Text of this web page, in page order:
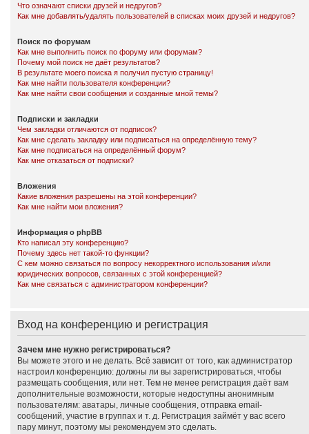
Что означают списки друзей и недругов?
Как мне добавлять/удалять пользователей в списках моих друзей и недругов?
Поиск по форумам
Как мне выполнить поиск по форуму или форумам?
Почему мой поиск не даёт результатов?
В результате моего поиска я получил пустую страницу!
Как мне найти пользователя конференции?
Как мне найти свои сообщения и созданные мной темы?
Подписки и закладки
Чем закладки отличаются от подписок?
Как мне сделать закладку или подписаться на определённую тему?
Как мне подписаться на определённый форум?
Как мне отказаться от подписки?
Вложения
Какие вложения разрешены на этой конференции?
Как мне найти мои вложения?
Информация о phpBB
Кто написал эту конференцию?
Почему здесь нет такой-то функции?
С кем можно связаться по вопросу некорректного использования и/или
юридических вопросов, связанных с этой конференцией?
Как мне связаться с администратором конференции?
Вход на конференцию и регистрация
Зачем мне нужно регистрироваться?
Вы можете этого и не делать. Всё зависит от того, как администратор
настроил конференцию: должны ли вы зарегистрироваться, чтобы
размещать сообщения, или нет. Тем не менее регистрация даёт вам
дополнительные возможности, которые недоступны анонимным
пользователям: аватары, личные сообщения, отправка email-
сообщений, участие в группах и т. д. Регистрация займёт у вас всего
пару минут, поэтому мы рекомендуем это сделать.